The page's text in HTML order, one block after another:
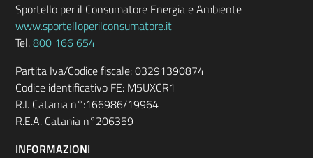
Sportello per il Consumatore Energia e Ambiente
www.sportelloperilconsumatore.it
Tel.800 166 654
Partita Iva/Codice fiscale: 03291390874
Codice identificativo FE: M5UXCR1
R.I. Catania n°:166986/19964
R.E.A. Catania n°206359
INFORMAZIONI